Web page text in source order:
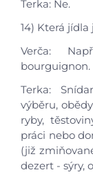
Terka: Ne.
14) Která
Verča:
bourguignon.
Terka:
výběru,
ryby,
práci nebo
(již
dezert - sýry,